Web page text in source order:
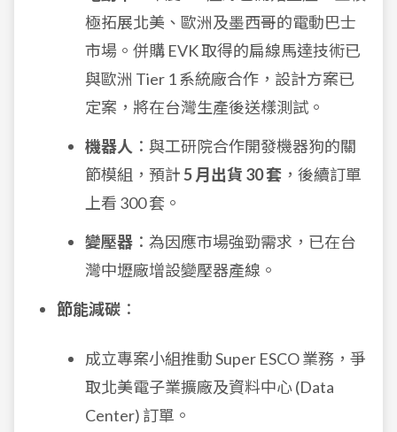
極拓展北美、歐洲及墨西哥的電動巴士
市場。併購 EVK 取得的扁線馬達技術已
與歐洲 Tier 1 系統廠合作，設計方案已
定案，將在台灣生產後送樣測試。
機器人 ：與工研院合作開發機器狗的關
節模組，預計5 月出貨 30 套 ，後續訂單
上看 300 套。
變壓器 ：為因應市場強勁需求，已在台
灣中壢廠增設變壓器產線。
節能減碳 ：
成立專案小組推動 Super ESCO 業務，爭
取北美電子業擴廠及資料中心 (Data
Center) 訂單。